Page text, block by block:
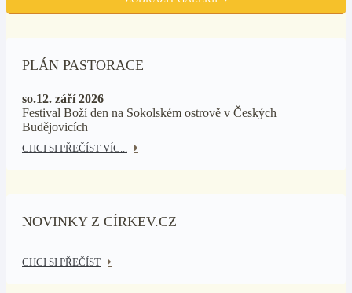
PLÁN PASTORACE
so.12. září 2026
Festival Boží den na Sokolském ostrově v Českých
Budějovicích
CHCI SI PŘEČÍST VÍC...
NOVINKY Z CÍRKEV.CZ
CHCI SI PŘEČÍST